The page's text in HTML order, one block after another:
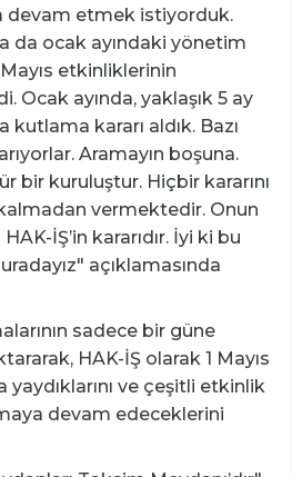
devam etmek istiyorduk.
da ocak ayındaki yönetim
etkinliklerinin
Ocak ayında, yaklaşık 5 ay
kutlama kararı aldık. Bazı
Aramayın boşuna.
bir kuruluştur. Hiçbir kararını
vermektedir. Onun
İŞ’in kararıdır. İyi ki bu
açıklamasında
sadece bir güne
HAK-İŞ olarak 1 Mayıs
yaydıklarını ve çeşitli etkinlik
devam edeceklerini